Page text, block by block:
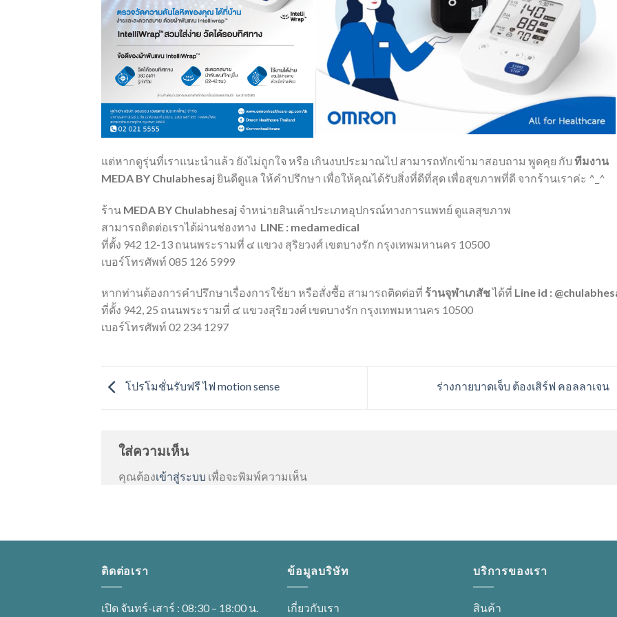
แต่หากดูรุ่นที่เราแนะนำแล้ว ยังไม่ถูกใจ หรือ เกินงบประมาณไป สามารถทักเข้ามาสอบถาม พูดคุย กับ ทีมงาน
MEDA BY Chulabhesajยินดีดูแล ให้คำปรึกษา เพื่อให้คุณได้รับสิ่งที่ดีที่สุด เพื่อสุขภาพที่ดี จากร้านเราค่ะ ^_^
ร้าน MEDA BY Chulabhesaj จำหน่ายสินเค้าประเภทอุปกรณ์ทางการแพทย์ ดูแลสุขภาพ
สามารถติดต่อเราได้ผ่านช่องทาง LINE : medamedical
ที่ตั้ง 942 12-13 ถนนพระรามที่ ๔ แขวง สุริยวงศ์ เขตบางรัก กรุงเทพมหานคร 10500
เบอร์โทรศัพท์ 085 126 5999
หากท่านต้องการคำปรึกษาเรื่องการใช้ยา หรือสั่งซื้อ สามารถติดต่อที่ ร้านจุฬาเภสัชได้ที่ Line id :
ที่ตั้ง 942, 25 ถนนพระรามที่ ๔ แขวงสุริยวงศ์ เขตบางรัก กรุงเทพมหานคร 10500
เบอร์โทรศัพท์ 02 234 1297
โปรโมชั่นรับฟรี ไฟ motion sense ร่างกายบาดเจ็บ ต้องเสิร์ฟ คอลลาเจน
ใส่ความเห็น
คุณต้องเข้าสู่ระบบ เพื่อจะพิมพ์ความเห็น
ติดต่อเรา
เปิด จันทร์-เสาร์ : 08:30 – 18:00 น.
ข้อมูลบริษัท
เกี่ยวกับเรา
บริการของเรา
สินค้า